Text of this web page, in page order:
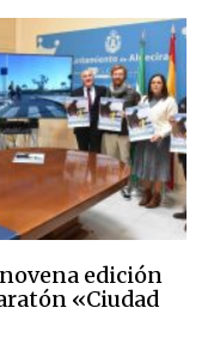
edición
«Ciudad